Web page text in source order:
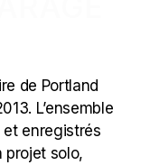
de Portland
L’ensemble
enregistrés
projet solo,